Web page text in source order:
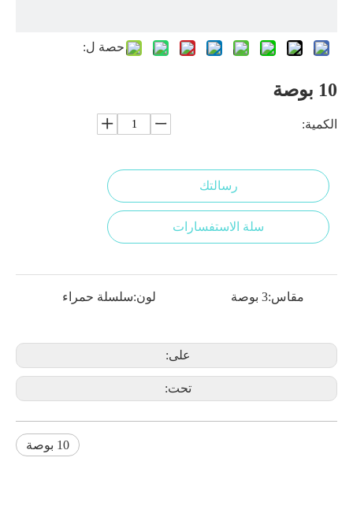
حصة ل:
10 بوصة
الكمية:
رسالتك
سلة الاستفسارات
لون:سلسلة حمراء مقاس:3 بوصة
على:
تحت:
10 بوصة